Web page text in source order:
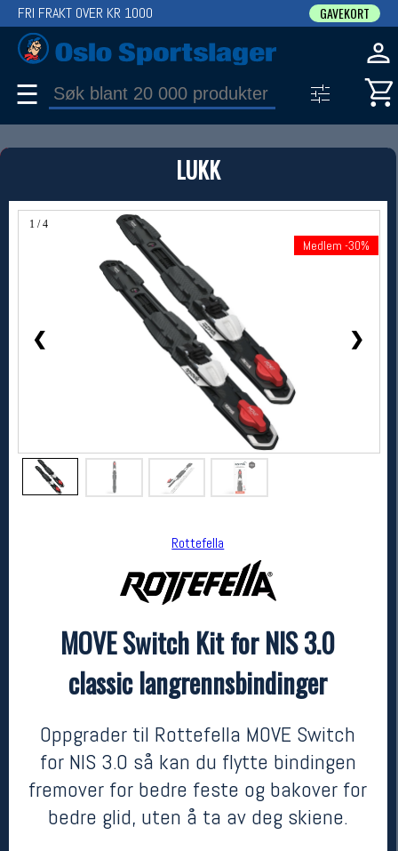
LUKK
1 / 4
❮ ❯
Medlem -30%
Rottefella
MOVE Switch Kit for NIS 3.0
classic langrennsbindinger
Oppgrader til Rottefella MOVE Switch
for NIS 3.0 så kan du flytte bindingen
fremover for bedre feste og bakover for
bedre glid, uten å ta av deg skiene.
FRI FRAKT OVER KR 1000 GAVEKORT
☰
PRODUKT
Produkter (1)
Bruk filter til å spisse søket
Rottefella
MOVE Switch Kit for NIS 3.0 classic langrennsbindinger
1649,- MEDLEM:1154,-